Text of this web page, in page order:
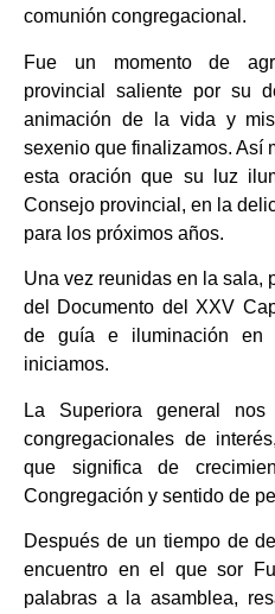
comunión congregacional.
Fue un momento de
provincial saliente por su
animación de la vida y
sexenio que finalizamos. Así
esta oración que su luz
Consejo provincial, en la
para los próximos años.
Una vez reunidas en la sala,
del Documento del XXV
de guía e iluminación en
iniciamos.
La Superiora general
congregacionales de
que significa de
Congregación y sentido de
Después de un tiempo de
encuentro en el que sor
palabras a la asamblea,